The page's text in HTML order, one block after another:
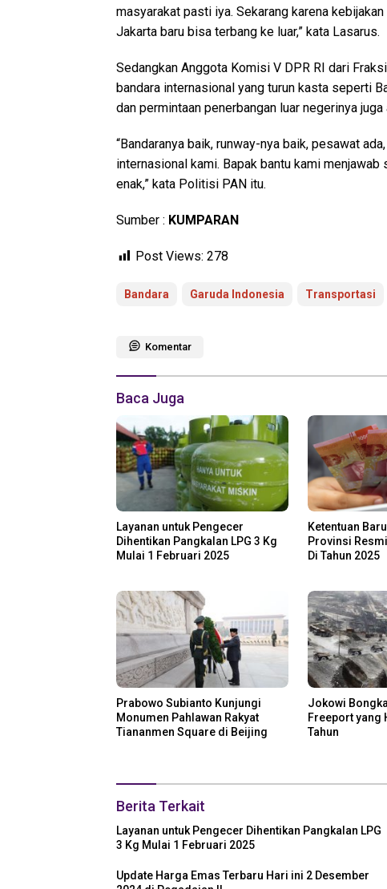
masyarakat pasti iya. Sekarang karena
Jakarta baru bisa terbang ke luar,” kata Lasarus.
Sedangkan Anggota Komisi V DPR RI dari
bandara internasional yang turun kasta seperti
dan permintaan penerbangan luar negerinya juga
“Bandaranya baik, runway-nya baik, pesawat
internasional kami. Bapak bantu kami
enak,” kata Politisi PAN itu.
Sumber : KUMPARAN
Post Views: 278
Bandara Garuda Indonesia Transportasi
Komentar
Baca Juga
Layanan untuk Pengecer
Dihentikan Pangkalan LPG 3 Kg
Mulai 1 Februari 2025
Ketentuan
Provinsi
Di Tahun 2025
Prabowo Subianto Kunjungi
Monumen Pahlawan Rakyat
Tiananmen Square di Beijing
Jokowi
Freeport yang
Tahun
Berita Terkait
Layanan untuk Pengecer Dihentikan Pangkalan LPG
3 Kg Mulai 1 Februari 2025
Update Harga Emas Terbaru Hari ini 2 Desember